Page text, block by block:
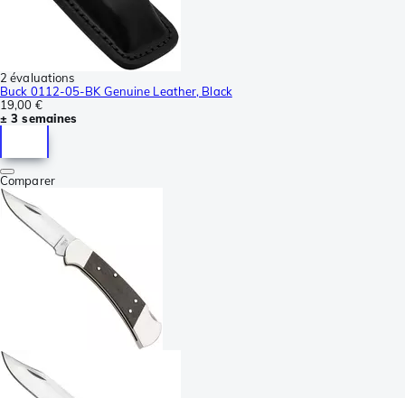
2 évaluations
Buck 0112-05-BK Genuine Leather, Black
19,00 €
± 3 semaines
Comparer